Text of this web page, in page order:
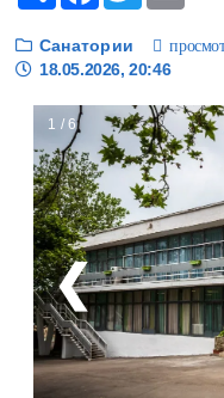
Санатории
18.05.2026, 20:46
1 / 6
❮